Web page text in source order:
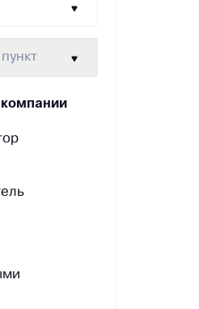
компании